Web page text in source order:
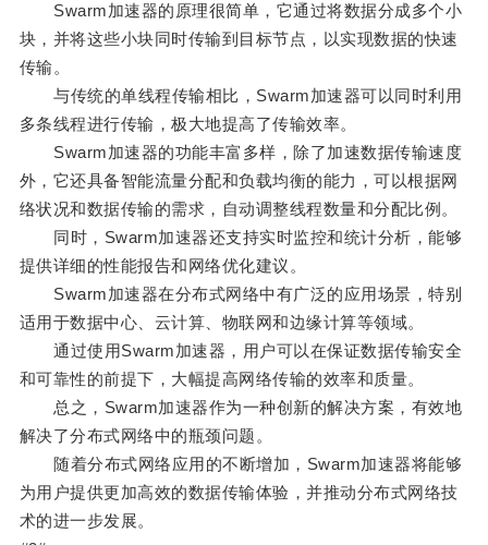
Swarm加速器的原理很简单，它通过将数据分成多个小
块，并将这些小块同时传输到目标节点，以实现数据的快速
传输。
与传统的单线程传输相比，Swarm加速器可以同时利用
多条线程进行传输，极大地提高了传输效率。
Swarm加速器的功能丰富多样，除了加速数据传输速度
外，它还具备智能流量分配和负载均衡的能力，可以根据网
络状况和数据传输的需求，自动调整线程数量和分配比例。
同时，Swarm加速器还支持实时监控和统计分析，能够
提供详细的性能报告和网络优化建议。
Swarm加速器在分布式网络中有广泛的应用场景，特别
适用于数据中心、云计算、物联网和边缘计算等领域。
通过使用Swarm加速器，用户可以在保证数据传输安全
和可靠性的前提下，大幅提高网络传输的效率和质量。
总之，Swarm加速器作为一种创新的解决方案，有效地
解决了分布式网络中的瓶颈问题。
随着分布式网络应用的不断增加，Swarm加速器将能够
为用户提供更加高效的数据传输体验，并推动分布式网络技
术的进一步发展。